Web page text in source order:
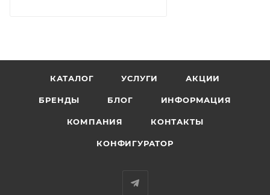
КАТАЛОГ УСЛУГИ АКЦИИ
БРЕНДЫ БЛОГ ИНФОРМАЦИЯ
КОМПАНИЯ КОНТАКТЫ
КОНФИГУРАТОР